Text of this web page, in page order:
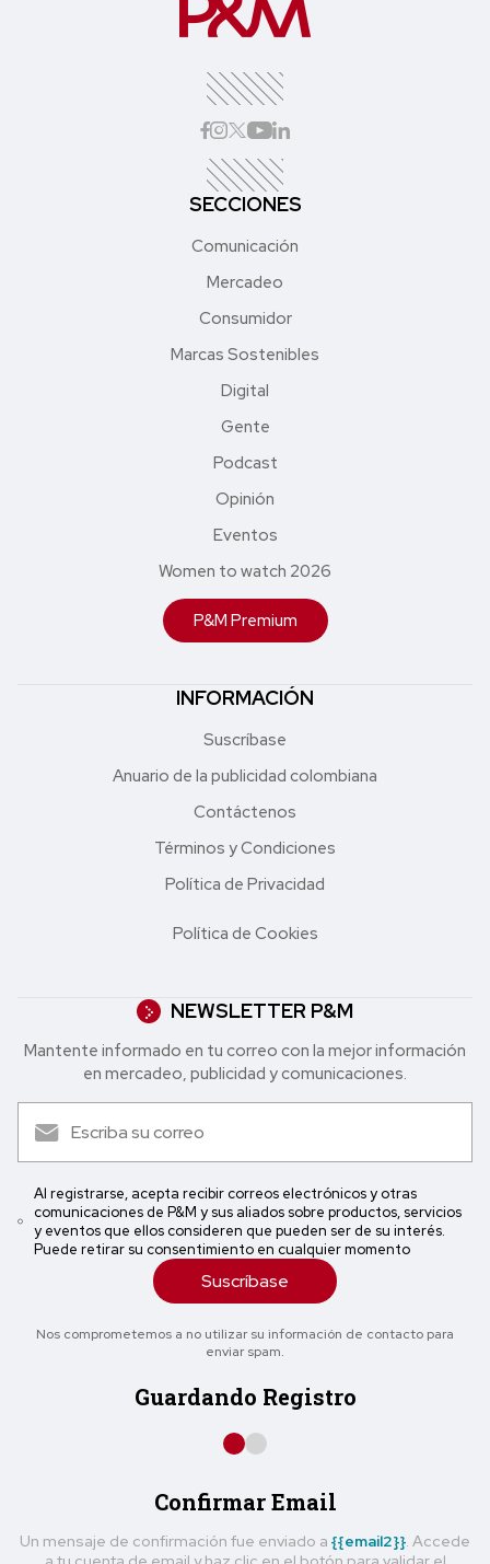
SECCIONES
Comunicación
Mercadeo
Consumidor
Marcas Sostenibles
Digital
Gente
Podcast
Opinión
Eventos
Women to watch 2026
P&M Premium
INFORMACIÓN
Suscríbase
Anuario de la publicidad colombiana
Contáctenos
Términos y Condiciones
Política de Privacidad
Política de Cookies
NEWSLETTER P&M
Mantente informado en tu correo con la mejor in formación
en mercadeo, publicidad y comunicaciones.
Al registrarse, acepta recibir correos electrónicos y otras
comunicaciones de P&M y sus aliados sobre productos, servicios
y eventos que ellos consideren que pueden ser de su interés.
Puede retirar su consentimiento en cualquier momento
Suscríbase
Nos comprometemos a no utilizar su información de contacto para
enviar spam.
Guardando Registro
Confirmar Email
Un mensaje de confirmación fue enviado a {{email2}} . Accede